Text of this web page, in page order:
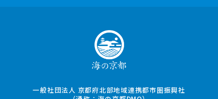
一般社団法人 京都府北部地域連携都市圏振興社